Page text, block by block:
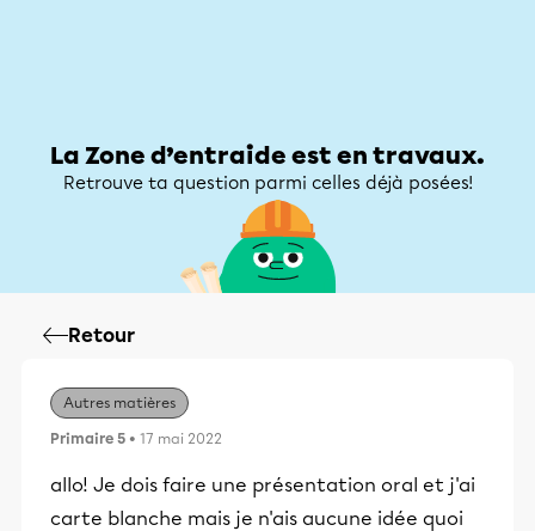
La Zone d’entraide est en travaux.
Retrouve ta question parmi celles déjà posées!
Retour
Autres matières
Primaire 5 • 17 mai 2022
allo! Je dois faire une présentation oral et j'ai
carte blanche mais je n'ais aucune idée quoi